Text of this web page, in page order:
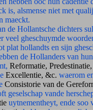
is, alsmense niet met
maeckt.
de Hollantsche dichters
veel gheschuymde
plat hollandts en sijn
de Hollanders van
Reformatie,
Excellentie, &c. waerom
Consistorie van de
geselschap vande
uytnementheyt, ende soo